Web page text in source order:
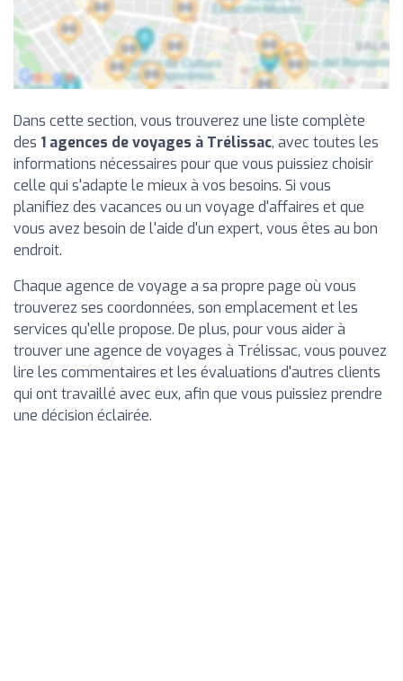
Dans cette section, vous trouverez une liste complète
des 1 agences de voyages à Trélissac, avec toutes les
informations nécessaires pour que vous puissiez choisir
celle qui s'adapte le mieux à vos besoins. Si vous
planifiez des vacances ou un voyage d'affaires et que
vous avez besoin de l'aide d'un expert, vous êtes au bon
endroit.
Chaque agence de voyage a sa propre page où vous
trouverez ses coordonnées, son emplacement et les
services qu'elle propose. De plus, pour vous aider à
trouver une agence de voyages à Trélissac, vous pouvez
lire les commentaires et les évaluations d'autres clients
qui ont travaillé avec eux, afin que vous puissiez prendre
une décision éclairée.